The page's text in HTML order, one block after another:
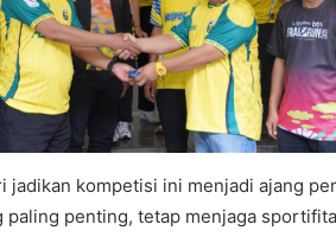
jadikan kompetisi ini menjadi ajang
paling penting, tetap menjaga